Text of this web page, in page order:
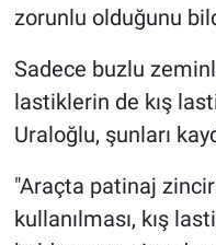
zorunlu olduğunu
Sadece buzlu
lastiklerin de kış
Uraloğlu, şunları
"Araçta patinaj
kullanılması, kış